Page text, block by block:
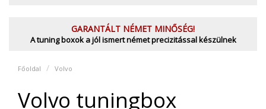
GARANTÁLT NÉMET MINŐSÉG!
A tuning boxok a jól ismert német precizitással készülnek
Főoldal Volvo
Volvo tuningbox